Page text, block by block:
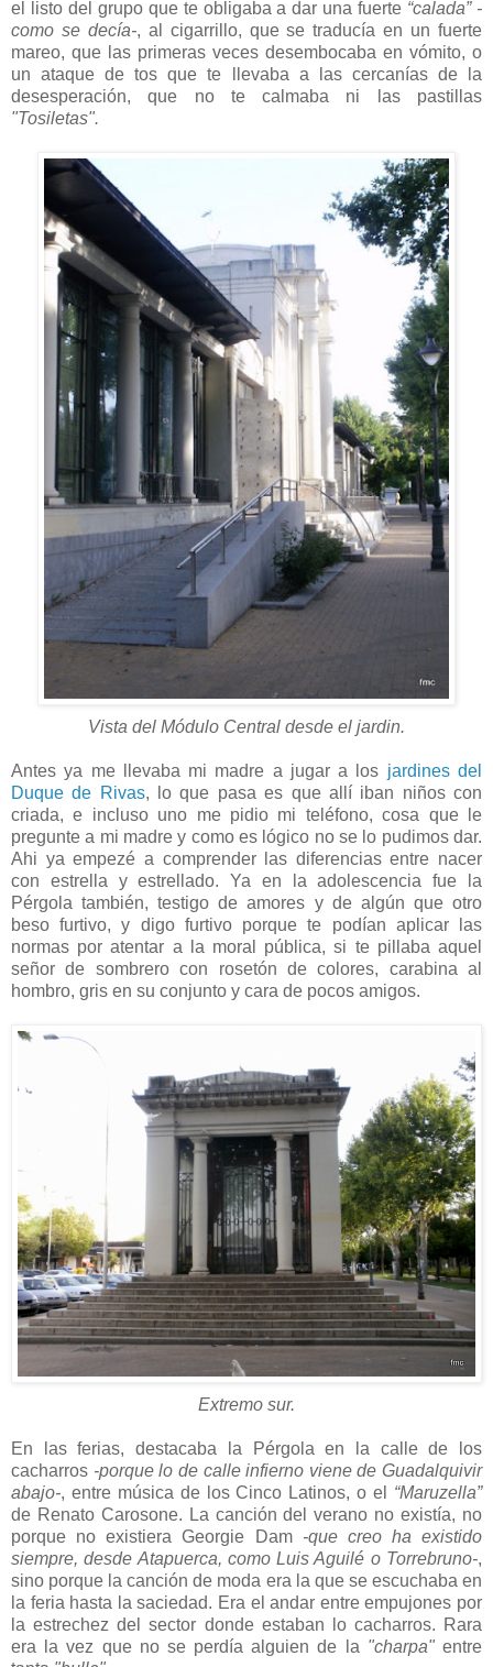
el listo del grupo que te obligaba a dar una fuerte “calada” -
como se decía-, al cigarrillo, que se traducía en un fuerte
mareo, que las primeras veces desembocaba en vómito, o
un ataque de tos que te llevaba a las cercanías de la
desesperación, que no te calmaba ni las pastillas
"Tosiletas".
Vista del Módulo Central desde el jardin.
Antes ya me llevaba mi madre a jugar a los jardines del
Duque de Rivas, lo que pasa es que allí iban niños con
criada, e incluso uno me pidio mi teléfono, cosa que le
pregunte a mi madre y como es lógico no se lo pudimos dar.
Ahi ya empezé a comprender las diferencias entre nacer
con estrella y estrellado. Ya en la adolescencia fue la
Pérgola también, testigo de amores y de algún que otro
beso furtivo, y digo furtivo porque te podían aplicar las
normas por atentar a la moral pública, si te pillaba aquel
señor de sombrero con rosetón de colores, carabina al
hombro, gris en su conjunto y cara de pocos amigos.
Extremo sur.
En las ferias, destacaba la Pérgola en la calle de los
cacharros -porque lo de calle infierno viene de Guadalquivir
abajo-, entre música de los Cinco Latinos, o el “Maruzella”
de Renato Carosone. La canción del verano no existía, no
porque no existiera Georgie Dam -que creo ha existido
siempre, desde Atapuerca, como Luis Aguilé o Torrebruno-,
sino porque la canción de moda era la que se escuchaba en
la feria hasta la saciedad. Era el andar entre empujones por
la estrechez del sector donde estaban lo cacharros. Rara
era la vez que no se perdía alguien de la "charpa"entre